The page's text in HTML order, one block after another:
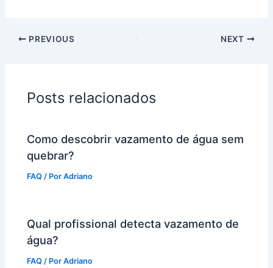
PREVIOUS NEXT
Posts relacionados
Como descobrir vazamento de água sem
quebrar?
FAQ / PorAdriano
Qual profissional detecta vazamento de
água?
FAQ / PorAdriano